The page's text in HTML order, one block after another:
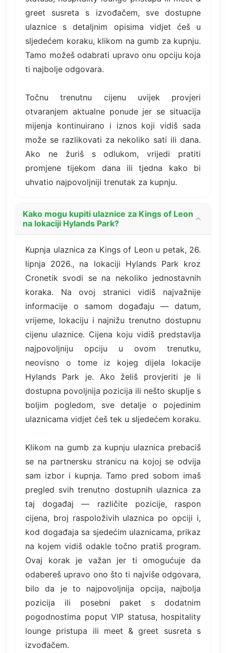
greet susreta s izvođačem, sve dostupne
ulaznice s detaljnim opisima vidjet ćeš u
sljedećem koraku, klikom na gumb za kupnju.
Tamo možeš odabrati upravo onu opciju koja
ti najbolje odgovara.
Točnu trenutnu cijenu uvijek provjeri
otvaranjem aktualne ponude jer se situacija
mijenja kontinuirano i iznos koji vidiš sada
može se razlikovati za nekoliko sati ili dana.
Ako ne žuriš s odlukom, vrijedi pratiti
promjene tijekom dana ili tjedna kako bi
uhvatio najpovoljniji trenutak za kupnju.
Kako mogu kupiti ulaznice za Kings of Leon
na lokaciji Hylands Park?
Kupnja ulaznica za Kings of Leon u petak, 26.
lipnja 2026., na lokaciji Hylands Park kroz
Cronetik svodi se na nekoliko jednostavnih
koraka. Na ovoj stranici vidiš najvažnije
informacije o samom događaju — datum,
vrijeme, lokaciju i najnižu trenutno dostupnu
cijenu ulaznice. Cijena koju vidiš predstavlja
najpovoljniju opciju u ovom trenutku,
neovisno o tome iz kojeg dijela lokacije
Hylands Park je. Ako želiš provjeriti je li
dostupna povoljnija pozicija ili nešto skuplje s
boljim pogledom, sve detalje o pojedinim
ulaznicama vidjet ćeš tek u sljedećem koraku.
Klikom na gumb za kupnju ulaznica prebaciš
se na partnersku stranicu na kojoj se odvija
sam izbor i kupnja. Tamo pred sobom imaš
pregled svih trenutno dostupnih ulaznica za
taj događaj — različite pozicije, raspon
cijena, broj raspoloživih ulaznica po opciji i,
kod događaja sa sjedećim ulaznicama, prikaz
na kojem vidiš odakle točno pratiš program.
Ovaj korak je važan jer ti omogućuje da
odabereš upravo ono što ti najviše odgovara,
bilo da je to najpovoljnija opcija, najbolja
pozicija ili posebni paket s dodatnim
pogodnostima poput VIP statusa, hospitality
lounge pristupa ili meet & greet susreta s
izvođačem.